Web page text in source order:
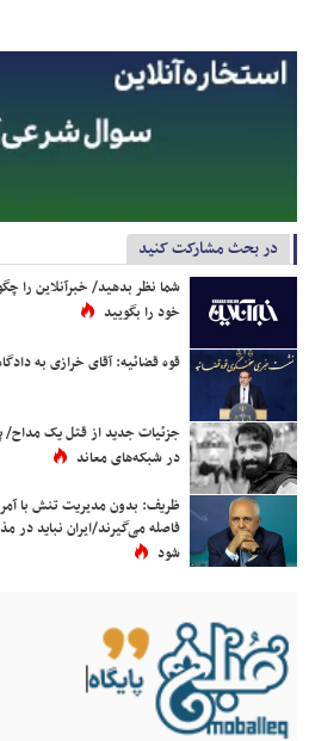
در بحث مشارکت کنید
شما نظر بدهید/ خبرآنلاین را
خود را بگویید
قوه قضائیه: آقای خرازی به
جزئیات جدید از قتل یک
در شبکه‌های معاند
ظریف: بدون مدیریت تنش با
فاصله می‌گیرند/ایران نباید در
شود